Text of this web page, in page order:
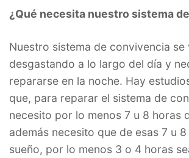
¿Qué necesita nuestro sistema
Nuestro sistema de convivencia se
desgastando a lo largo del día y
repararse en la noche. Hay
que, para reparar el sistema de
necesito por lo menos 7 u 8 horas
además necesito que de esas 7 u
sueño, por lo menos 3 o 4 horas